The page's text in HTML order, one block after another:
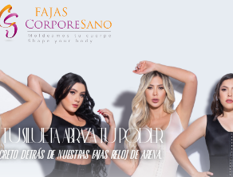
SILUETA, ABRAZA TU PODER
detrás de nuestras fajas reloj de arena.